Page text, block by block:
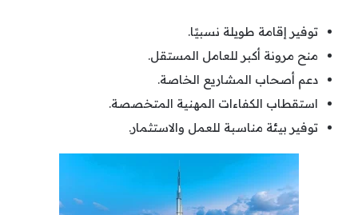
توفير إقامة طويلة نسبيًا.
منح مرونة أكبر للعامل المستقل.
دعم أصحاب المشاريع الخاصة.
استقطاب الكفاءات المهنية المتخصصة.
توفير بيئة مناسبة للعمل والاستثمار.